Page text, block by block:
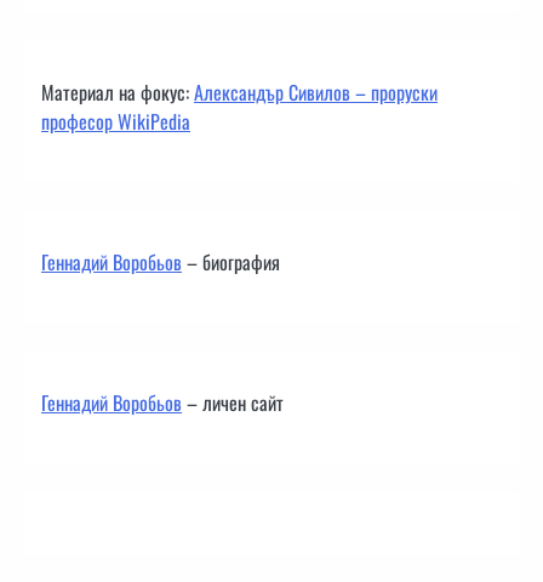
Материал на фокус:Александър Сивилов – проруски
професор WikiPedia
Геннадий Воробьов– биография
Геннадий Воробьов– личен сайт